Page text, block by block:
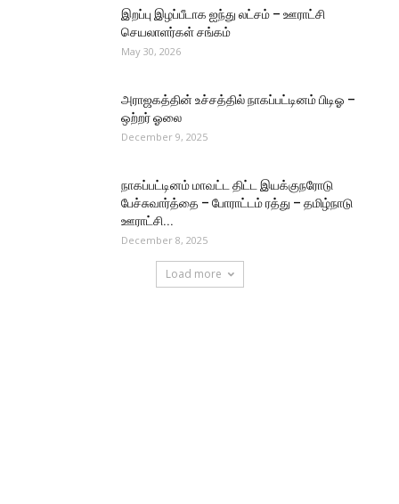
இறப்பு இழப்பீடாக ஐந்து லட்சம் – ஊராட்சி
செயலாளர்கள் சங்கம்
May 30, 2026
அராஜகத்தின் உச்சத்தில் நாகப்பட்டினம் பிடிஓ –
ஒற்றர் ஓலை
December 9, 2025
நாகப்பட்டினம் மாவட்ட திட்ட இயக்குநரோடு
பேச்சுவார்த்தை – போராட்டம் ரத்து – தமிழ்நாடு
ஊராட்சி...
December 8, 2025
Load more